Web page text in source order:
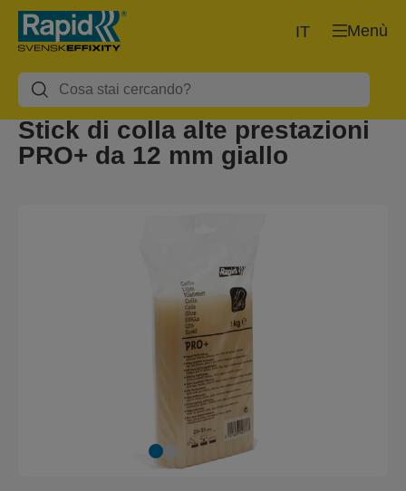
Menù
IT
Stick di colla alte prestazioni
PRO+ da 12 mm giallo